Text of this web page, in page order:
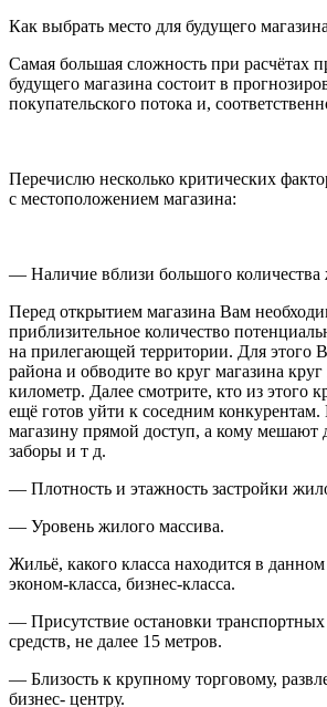
Как выбрать место для будущего магазина
Самая большая сложность при расчётах
будущего магазина состоит в
покупательского потока и,
Перечислю несколько критических
с местоположением магазина:
— Наличие вблизи большого количества
Перед открытием магазина Вам
приблизительное количество
на прилегающей территории. Для этого
района и обводите во круг магазина
километр. Далее смотрите, кто из этого
ещё готов уйти к соседним
магазину прямой доступ, а кому мешают
заборы и т д.
— Плотность и этажность застройки
— Уровень жилого массива.
Жильё, какого класса находится в
эконом-класса, бизнес-класса.
— Присутствие остановки
средств, не далее 15 метров.
— Близость к крупному торговому,
бизнес- центру.